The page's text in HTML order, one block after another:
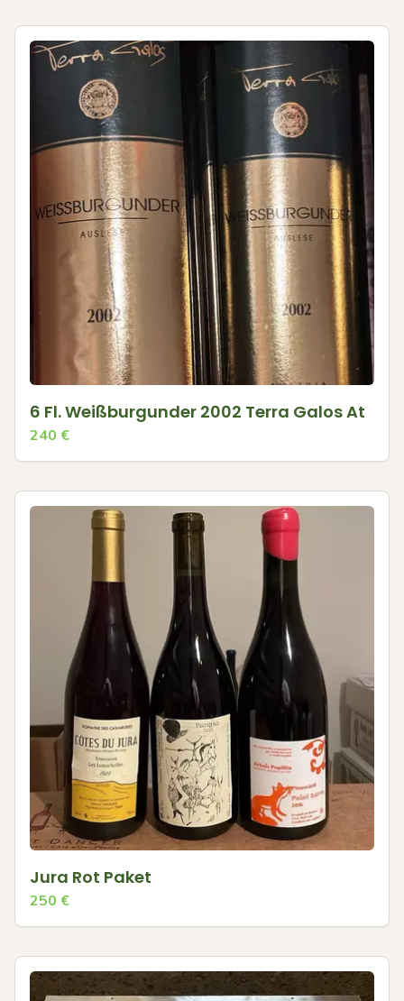
6 Fl. Weißburgunder 2002 Terra Galos At
240 €
Jura Rot Paket
250 €